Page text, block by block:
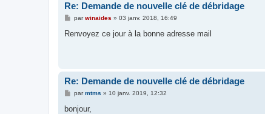
Re: Demande de nouvelle clé de débridage
M
s
parwinaides » 03 janv. 2018, 16:49
Renvoyez ce jour à la bonne adresse mail
Re: Demande de nouvelle clé de débridage
M
s
parmtms » 10 janv. 2019, 12:32
bonjour,